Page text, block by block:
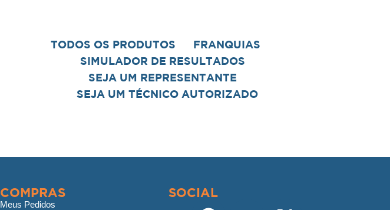
TODOS OS PRODUTOS
FRANQUIAS
SIMULADOR DE RESULTADOS
SEJA UM REPRESENTANTE
SEJA UM TÉCNICO AUTORIZADO
COMPRAS
Meus Pedidos
SOCIAL